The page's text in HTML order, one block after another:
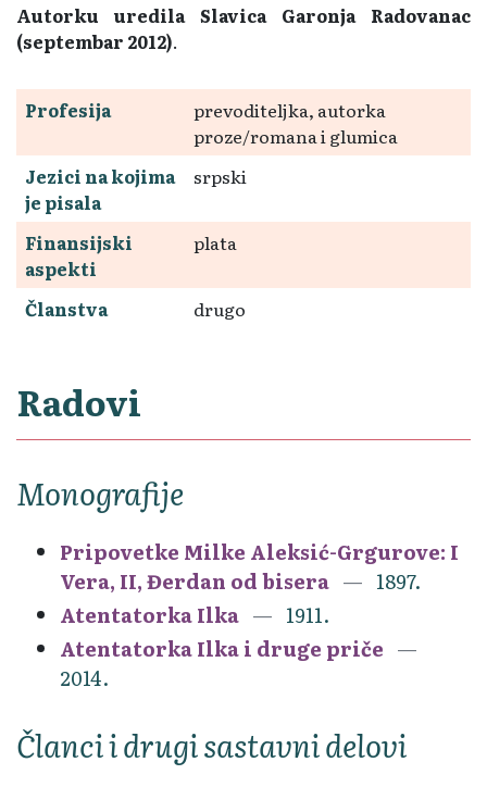
Autorku uredila Slavica Garonja Radovanac
(septembar 2012).
Profesija
prevoditeljka, autorka
proze/romana i glumica
Jezici na kojima
je pisala
srpski
Finansijski
aspekti
plata
Članstva drugo
Radovi
Monografije
Pripovetke Milke Aleksić-Grgurove: I
Vera, II, Đerdan od bisera
1897.
Atentatorka Ilka
1911.
Atentatorka Ilka i druge priče
2014.
Članci i drugi sastavni delovi